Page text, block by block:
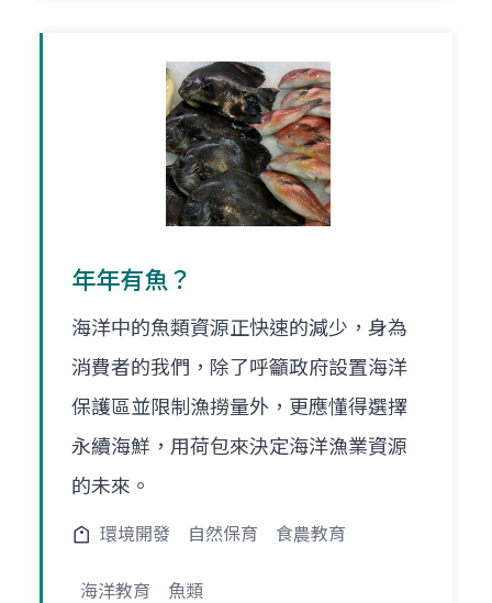
年年有魚？
海洋中的魚類資源正快速的減少，身為
消費者的我們，除了呼籲政府設置海洋
保護區並限制漁撈量外，更應懂得選擇
永續海鮮，用荷包來決定海洋漁業資源
的未來。
環境開發 自然保育 食農教育
海洋教育 魚類